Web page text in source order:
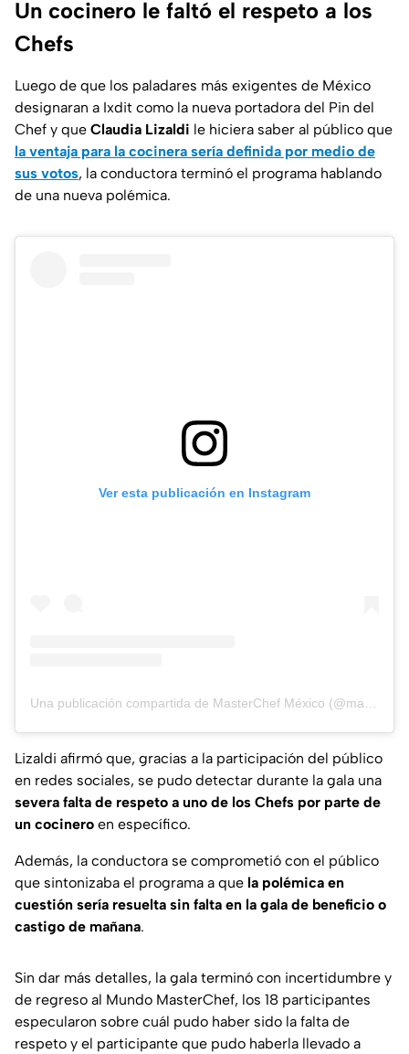
Un cocinero le faltó el respeto a los
Chefs
Luego de que los paladares más exigentes de México
designaran a Ixdit como la nueva portadora del Pin del
Chef y que Claudia Lizaldi le hiciera saber al público que
la ventaja para la cocinera sería definida por medio de
sus votos, la conductora terminó el programa hablando
de una nueva polémica.
Ver esta publicación en Instagram
Lizaldi afirmó que, gracias a la participación del público
en redes sociales, se pudo detectar durante la gala una
severa falta de respeto a uno de los Chefs por parte de
un cocinero en específico.
Además, la conductora se comprometió con el público
que sintonizaba el programa a que la polémica en
cuestión sería resuelta sin falta en la gala de beneficio o
castigo de mañana.
Sin dar más detalles, la gala terminó con incertidumbre y
de regreso al Mundo MasterChef, los 18 participantes
especularon sobre cuál pudo haber sido la falta de
respeto y el participante que pudo haberla llevado a